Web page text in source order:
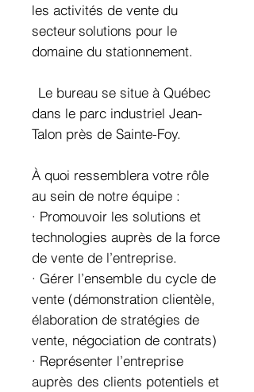
les activités de vente du
secteur solutions pour le
domaine du stationnement.
Le bureau se situe à Québec
dans le parc industriel Jean-
Talon près de Sainte-Foy.
À quoi ressemblera votre rôle
au sein de notre équipe :
· Promouvoir les solutions et
technologies auprès de la force
de vente de l’entreprise.
· Gérer l’ensemble du cycle de
vente (démonstration clientèle,
élaboration de stratégies de
vente, négociation de contrats)
· Représenter l’entreprise
auprès des clients potentiels et